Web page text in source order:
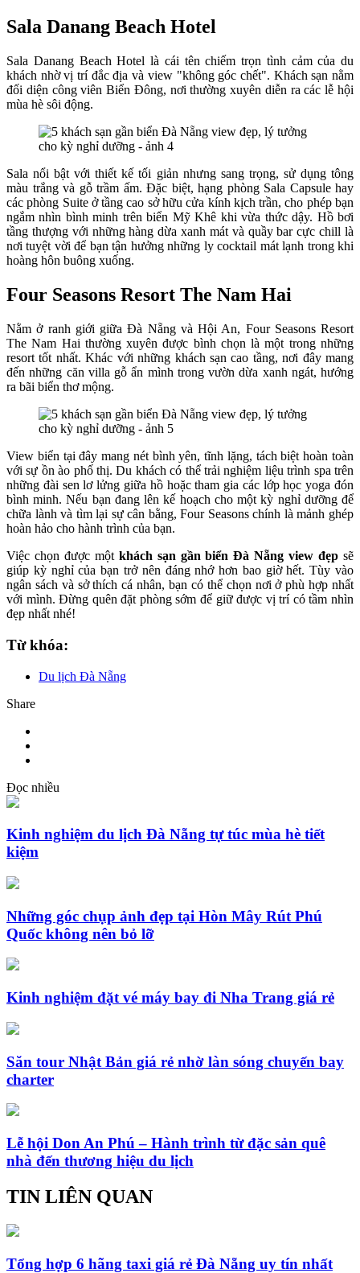
Sala Danang Beach Hotel
Sala Danang Beach Hotel là cái tên chiếm trọn tình cảm của du
khách nhờ vị trí đắc địa và view "không góc chết". Khách sạn nằm
đối diện công viên Biển Đông, nơi thường xuyên diễn ra các lễ hội
mùa hè sôi động.
Sala nổi bật với thiết kế tối giản nhưng sang trọng, sử dụng tông
màu trắng và gỗ trầm ấm. Đặc biệt, hạng phòng Sala Capsule hay
các phòng Suite ở tầng cao sở hữu cửa kính kịch trần, cho phép bạn
ngắm nhìn bình minh trên biển Mỹ Khê khi vừa thức dậy. Hồ bơi
tầng thượng với những hàng dừa xanh mát và quầy bar cực chill là
nơi tuyệt vời để bạn tận hưởng những ly cocktail mát lạnh trong khi
hoàng hôn buông xuống.
Four Seasons Resort The Nam Hai
Nằm ở ranh giới giữa Đà Nẵng và Hội An, Four Seasons Resort
The Nam Hai thường xuyên được bình chọn là một trong những
resort tốt nhất. Khác với những khách sạn cao tầng, nơi đây mang
đến những căn villa gỗ ẩn mình trong vườn dừa xanh ngát, hướng
ra bãi biển thơ mộng.
View biển tại đây mang nét bình yên, tĩnh lặng, tách biệt hoàn toàn
với sự ồn ào phố thị. Du khách có thể trải nghiệm liệu trình spa trên
những đài sen lơ lửng giữa hồ hoặc tham gia các lớp học yoga đón
bình minh. Nếu bạn đang lên kế hoạch cho một kỳ nghỉ dưỡng để
chữa lành và tìm lại sự cân bằng, Four Seasons chính là mảnh ghép
hoàn hảo cho hành trình của bạn.
Việc chọn được một khách sạn gần biển Đà Nẵng view đẹp sẽ
giúp kỳ nghỉ của bạn trở nên đáng nhớ hơn bao giờ hết. Tùy vào
ngân sách và sở thích cá nhân, bạn có thể chọn nơi ở phù hợp nhất
với mình. Đừng quên đặt phòng sớm để giữ được vị trí có tầm nhìn
đẹp nhất nhé!
Từ khóa:
Du lịch Đà Nẵng
Share
Đọc nhiều
Kinh nghiệm du lịch Đà Nẵng tự túc mùa hè tiết
kiệm
Những góc chụp ảnh đẹp tại Hòn Mây Rút Phú
Quốc không nên bỏ lỡ
Kinh nghiệm đặt vé máy bay đi Nha Trang giá rẻ
Săn tour Nhật Bản giá rẻ nhờ làn sóng chuyến bay
charter
Lễ hội Don An Phú – Hành trình từ đặc sản quê
nhà đến thương hiệu du lịch
TIN LIÊN QUAN
Tổng hợp 6 hãng taxi giá rẻ Đà Nẵng uy tín nhất